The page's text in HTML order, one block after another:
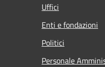
Uffici
Enti e fondazioni
Politici
Personale